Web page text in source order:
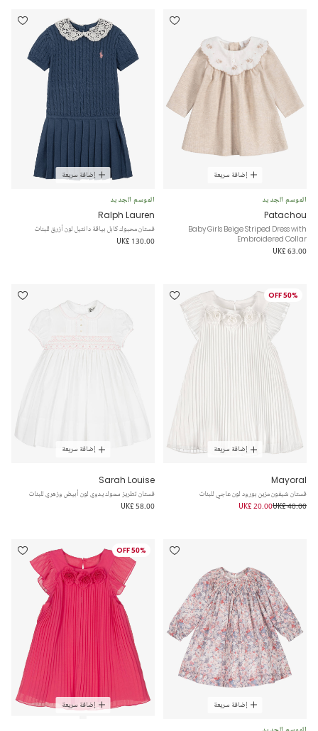
إضافة سريعة
الموسم الجديد
Patachou
Baby Girls Beige Striped Dress with
Embroidered Collar
UK£ 63.00
إضافة سريعة
الموسم الجديد
Ralph Lauren
فستان محبوك كابل بياقة دانتيل لون أزرق للبنات
UK£ 130.00
50% OFF
إضافة سريعة
Mayoral
فستان شيفون مزين بورود لون عاجي للبنات
UK£ 40.00
UK£ 20.00
إضافة سريعة
Sarah Louise
فستان تطريز سموك يدوي لون أبيض وزهري للبنات
UK£ 58.00
إضافة سريعة
50% OFF
إضافة سريعة